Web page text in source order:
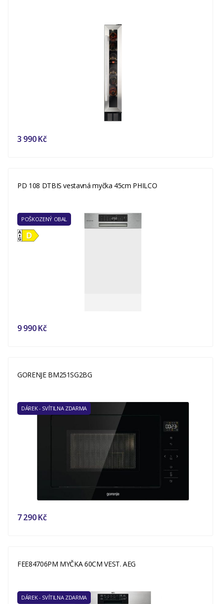
3 990 Kč
PD 108 DTBIS vestavná myčka 45cm PHILCO
POŠKOZENÝ OBAL
9 990 Kč
GORENJE BM251SG2BG
DÁREK - SVÍTILNA ZDARMA
7 290 Kč
FEE84706PM MYČKA 60CM VEST. AEG
DÁREK - SVÍTILNA ZDARMA